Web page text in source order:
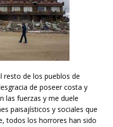
resto de los pueblos de
de poseer costa y
las fuerzas y me duele
paisajísticos y sociales que
todos los horrores han sido